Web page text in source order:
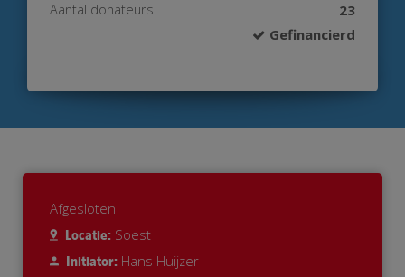
Aantal donateurs
23
Gefinancierd
Afgesloten
Locatie: Soest
Initiator: Hans Huijzer